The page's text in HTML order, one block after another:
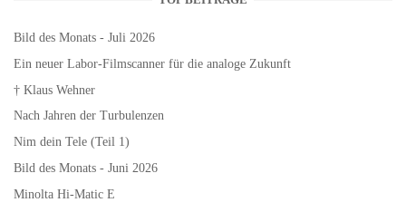
Bild des Monats - Juli 2026
Ein neuer Labor-Filmscanner für die analoge Zukunft
† Klaus Wehner
Nach Jahren der Turbulenzen
Nim dein Tele (Teil 1)
Bild des Monats - Juni 2026
Minolta Hi-Matic E